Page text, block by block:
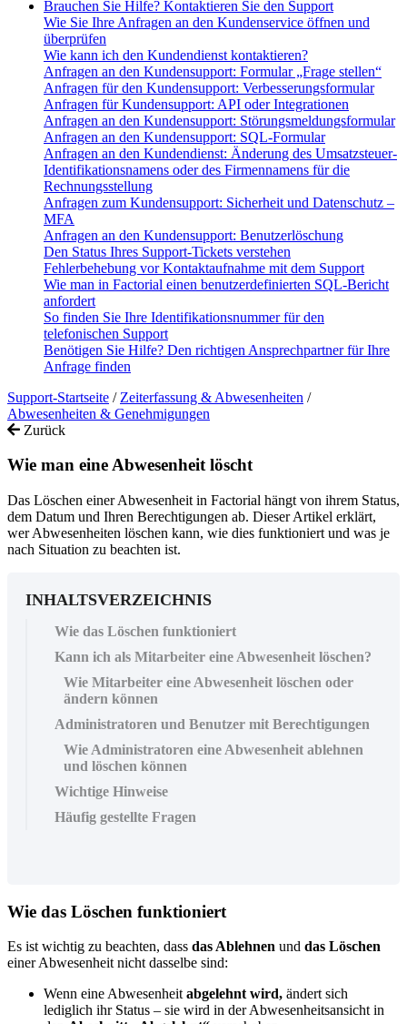
Brauchen Sie Hilfe? Kontaktieren Sie den Support
Wie Sie Ihre Anfragen an den Kundenservice öffnen und
überprüfen
Wie kann ich den Kundendienst kontaktieren?
Anfragen an den Kundensupport: Formular „Frage stellen“
Anfragen für den Kundensupport: Verbesserungsformular
Anfragen für Kundensupport: API oder Integrationen
Anfragen an den Kundensupport: Störungsmeldungsformular
Anfragen an den Kundensupport: SQL-Formular
Anfragen an den Kundendienst: Änderung des Umsatzsteuer-
Identifikationsnamens oder des Firmennamens für die
Rechnungsstellung
Anfragen zum Kundensupport: Sicherheit und Datenschutz –
MFA
Anfragen an den Kundensupport: Benutzerlöschung
Den Status Ihres Support-Tickets verstehen
Fehlerbehebung vor Kontaktaufnahme mit dem Support
Wie man in Factorial einen benutzerdefinierten SQL-Bericht
anfordert
So finden Sie Ihre Identifikationsnummer für den
telefonischen Support
Benötigen Sie Hilfe? Den richtigen Ansprechpartner für Ihre
Anfrage finden
Support-Startseite / Zeiterfassung & Abwesenheiten /
Abwesenheiten & Genehmigungen
Zurück
Wie man eine Abwesenheit löscht
Das Löschen einer Abwesenheit in Factorial hängt von ihrem Status,
dem Datum und Ihren Berechtigungen ab. Dieser Artikel erklärt,
wer Abwesenheiten löschen kann, wie dies funktioniert und was je
nach Situation zu beachten ist.
INHALTSVERZEICHNIS
Wie das Löschen funktioniert
Kann ich als Mitarbeiter eine Abwesenheit löschen?
Wie Mitarbeiter eine Abwesenheit löschen oder
ändern können
Administratoren und Benutzer mit Berechtigungen
Wie Administratoren eine Abwesenheit ablehnen
und löschen können
Wichtige Hinweise
Häufig gestellte Fragen
Wie das Löschen funktioniert
Es ist wichtig zu beachten, dass das Ablehnen und das Löschen
einer Abwesenheit nicht dasselbe sind:
Wenn eine Abwesenheit abgelehnt wird, ändert sich
lediglich ihr Status – sie wird in der Abwesenheitsansicht in